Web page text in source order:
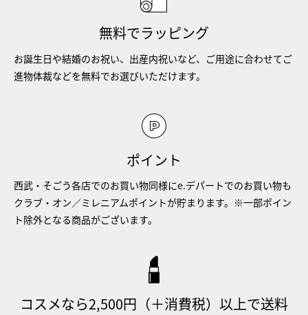
無料でラッピング
お誕生日や結婚のお祝い、出産内祝いなど、ご用途に合わせてご
進物体裁などを無料でお選びいただけます。
ポイント
西武・そごう各店でのお買い物同様にe.デパートでのお買い物も
クラブ・オン／ミレニアムポイントが貯まります。※一部ポイン
ト除外となる商品がございます。
コスメなら2,500円（＋消費税）以上で送料